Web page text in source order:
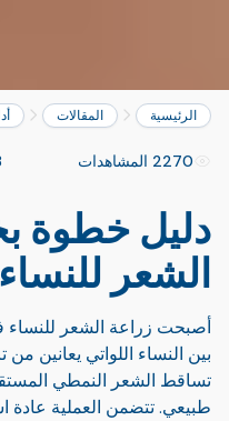
الرئيسية المقالات
2270 المشاهدات
دليل خطوة
الشعر
أصبحت زراعة الشعر للنساء
بين النساء اللواتي يعانين
تساقط الشعر النمطي
طبيعي. تتضمن العملية عادة